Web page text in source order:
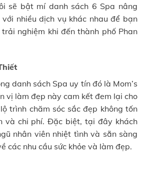
sẽ bật mí danh sách 6 Spa nâng
nhiều dịch vụ khác nhau để bạn
nghiệm khi đến thành phố Phan
danh sách Spa uy tín đó là Mom’s
vị làm đẹp này cam kết đem lại cho
trình chăm sóc sắc đẹp không tốn
và chi phí. Đặc biệt, tại đây khách
nhân viên nhiệt tình và sẵn sàng
các nhu cầu sức khỏe và làm đẹp.